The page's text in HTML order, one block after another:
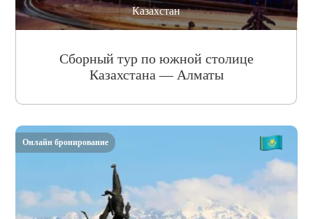
Казахстан
Сборный тур по южной столице
Казахстана — Алматы
Онлайн бронирование